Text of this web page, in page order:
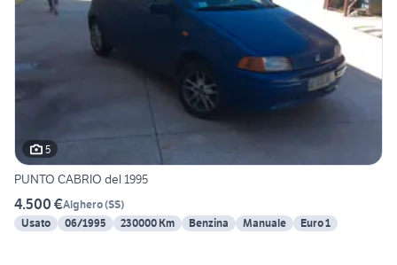
5
PUNTO CABRIO del 1995
4.500 €Alghero(SS)
Usato
06/1995 230000 Km Benzina Manuale Euro 1